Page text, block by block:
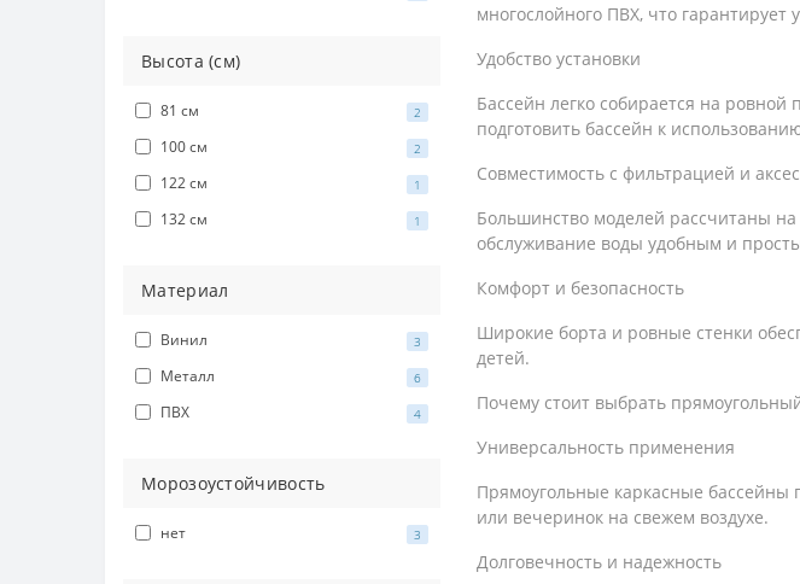
Высота (см)
81 см 2
100 см 2
122 см 1
132 см 1
Материал
Винил 3
Металл 6
ПВХ 4
Морозоустойчивость
нет 3
многослойного ПВХ, что гарантирует
Удобство установки
Бассейн легко собирается на
подготовить бассейн к
Совместимость с фильтрацией и
Большинство моделей рассчитаны
обслуживание воды удобным и
Комфорт и безопасность
Широкие борта и ровные стенки
детей.
Почему стоит выбрать
Универсальность применения
Прямоугольные каркасные бассейны
или вечеринок на свежем воздухе.
Долговечность и надежность